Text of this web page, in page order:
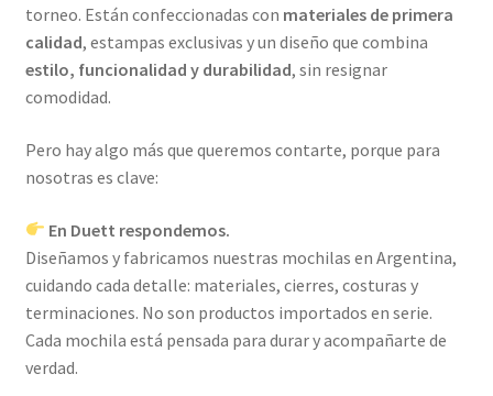
torneo. Están confeccionadas con materiales de primera
calidad, estampas exclusivas y un diseño que combina
estilo, funcionalidad y durabilidad, sin resignar
comodidad.
Pero hay algo más que queremos contarte, porque para
nosotras es clave:
En Duett respondemos.
Diseñamos y fabricamos nuestras mochilas en Argentina,
cuidando cada detalle: materiales, cierres, costuras y
terminaciones. No son productos importados en serie.
Cada mochila está pensada para durar y acompañarte de
verdad.